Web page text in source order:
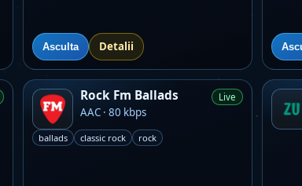
Asculta Detalii
Rock Fm Ballads
AAC · 80 kbps
Live
ballads classic rock rock